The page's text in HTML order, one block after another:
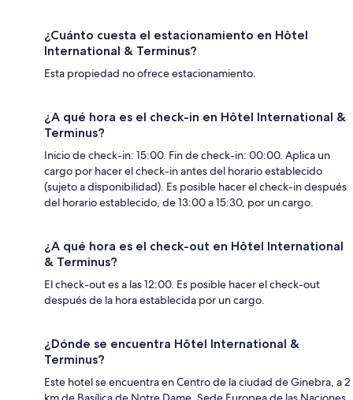
¿Cuánto cuesta el estacionamiento en Hôtel
International & Terminus?
Esta propiedad no ofrece estacionamiento.
¿A qué hora es el check-in en Hôtel International &
Terminus?
Inicio de check-in: 15:00. Fin de check-in: 00:00. Aplica un
cargo por hacer el check-in antes del horario establecido
(sujeto a disponibilidad). Es posible hacer el check-in después
del horario establecido, de 13:00 a 15:30, por un cargo.
¿A qué hora es el check-out en Hôtel International
& Terminus?
El check-out es a las 12:00. Es posible hacer el check-out
después de la hora establecida por un cargo.
¿Dónde se encuentra Hôtel International &
Terminus?
Este hotel se encuentra en Centro de la ciudad de Ginebra, a 2